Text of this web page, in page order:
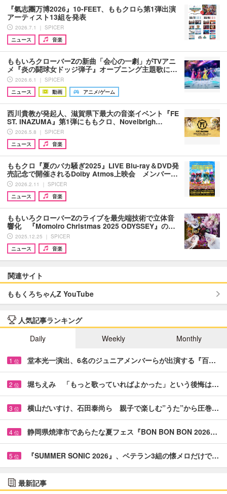
『氣志團万博2026』10-FEET、ももクロら第1弾出演
アーティスト13組を発表
2026.7.1 ｜ SPICER
ニュース
音楽
ももいろクローバーZの新曲「会心の一劇」がTVアニ
メ『炎の闘球女ドッジ弾子』オープニング主題歌に…
2026.6.1 ｜ SPICER
ニュース
動画 アニメ/ゲーム
西川貴教が発起人、滋賀県下最大の音楽イベント『FE
ST. INAZUMA』第1弾にももクロ、Novelbrigh…
2026.5.8 ｜ SPICER
ニュース
音楽
ももクロ『夏のバカ騒ぎ2025』LIVE Blu-ray＆DVD発
売記念で開催されるDolby Atmos上映会 メンバー…
2026.2.11 ｜ SPICER
ニュース
音楽
ももいろクローバーZのライブを最先端技術で立体音
響化 『Momoiro Christmas 2025 ODYSSEY』の…
2025.12.25 ｜ SPICER
ニュース
音楽
関連サイト
ももくろちゃんZ YouTube
人気記事ランキング
Daily
Weekly Monthly
1 位 堂本光一演出、6名のジュニアメンバーらが出演する『百…
2 位 堀ちえみ 「もっと歌っていればよかった」という後悔は…
3 位 横山だいすけ、石田泰尚ら 親子で楽しむ”うた”から圧巻…
4 位 静岡県焼津市であらたな夏フェス『BON BON BON 2026…
5 位 『SUMMER SONIC 2026』、ベテラン3組の懐メロだけで…
最新記事